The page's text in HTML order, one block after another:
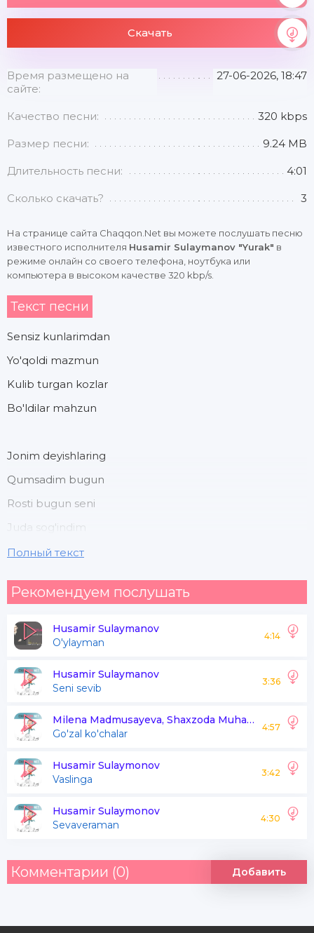
Скачать
Время размещено на
сайте:
27-06-2026, 18:47
Качество песни: 320 kbps
Размер песни: 9.24 MB
Длительность песни: 4:01
Сколько скачать? 3
На странице сайта Chaqqon.Net вы можете послушать песню
известного исполнителя Husamir Sulaymanov "Yurak" в
режиме онлайн со своего телефона, ноутбука или
компьютера в высоком качестве 320 kbp/s.
Текст песни
Sensiz kunlarimdan
Yo'qoldi mazmun
Kulib turgan kozlar
Bo'ldilar mahzun
Jonim deyishlaring
Qumsadim bugun
Rosti bugun seni
Juda sog'indim
Qumsadim bugun
Rosti bugun seni
Juda sog'indim
Yurak yurak ezdi yomon
So'zsiz suratinga qarab ovundim
Sensiz oylar tugul xatto kun o'tmas
Rosti bugun seni juda sog'indim
Yurak yurak ezdi yomon
Sensiz oylar tugul xatto kun o'tmas
Rosti bugun seni juda sog'indim
Полный текст
Рекомендуем послушать
Husamir Sulaymanov
O'ylayman
4:14
Husamir Sulaymanov
Seni sevib
3:36
Milena Madmusayeva, Shaxzoda Muhammedova, Abbos Sulaymanov, Ibrohim Nurmatov
Go'zal ko'chalar
4:57
Husamir Sulaymonov
Vaslinga
3:42
Husamir Sulaymonov
Sevaveraman
4:30
Комментарии (0) Добавить